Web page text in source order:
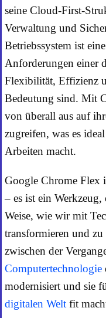
seine Cloud-First-
Verwaltung und
Betriebssystem ist
Anforderungen einer
Flexibilität, Effizienz
Bedeutung sind. Mit
von überall aus auf
zugreifen, was es
Arbeiten macht.
Google Chrome Flex
– es ist ein
Weise, wie wir mit
transformieren und zu
zwischen der
Computertechnologie
modernisiert und sie
digitalen Welt fit